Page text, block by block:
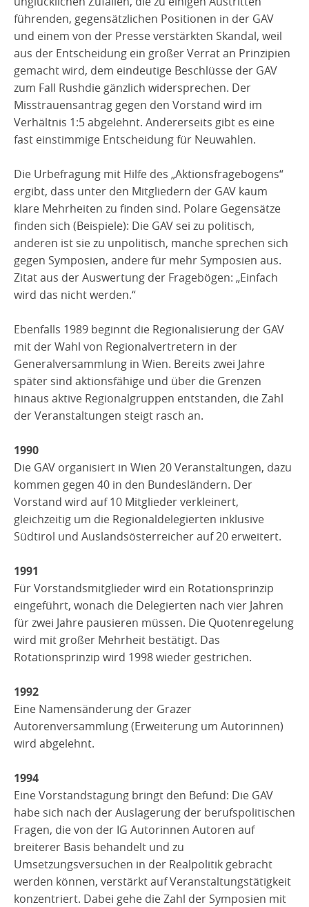
führenden, gegensätzlichen Positionen in der GAV
und einem von der Presse verstärkten Skandal, weil
aus der Entscheidung ein großer Verrat an Prinzipien
gemacht wird, dem eindeutige Beschlüsse der GAV
zum Fall Rushdie gänzlich widersprechen. Der
Misstrauensantrag gegen den Vorstand wird im
Verhältnis 1:5 abgelehnt. Andererseits gibt es eine
fast einstimmige Entscheidung für Neuwahlen.
Die Urbefragung mit Hilfe des „Aktionsfragebogens“
ergibt, dass unter den Mitgliedern der GAV kaum
klare Mehrheiten zu finden sind. Polare Gegensätze
finden sich (Beispiele): Die GAV sei zu politisch,
anderen ist sie zu unpolitisch, manche sprechen sich
gegen Symposien, andere für mehr Symposien aus.
Zitat aus der Auswertung der Fragebögen: „Einfach
wird das nicht werden.“
Ebenfalls 1989 beginnt die Regionalisierung der GAV
mit der Wahl von Regionalvertretern in der
Generalversammlung in Wien. Bereits zwei Jahre
später sind aktionsfähige und über die Grenzen
hinaus aktive Regionalgruppen entstanden, die Zahl
der Veranstaltungen steigt rasch an.
1990
Die GAV organisiert in Wien 20 Veranstaltungen, dazu
kommen gegen 40 in den Bundesländern. Der
Vorstand wird auf 10 Mitglieder verkleinert,
gleichzeitig um die Regionaldelegierten inklusive
Südtirol und Auslandsösterreicher auf 20 erweitert.
1991
Für Vorstandsmitglieder wird ein Rotationsprinzip
eingeführt, wonach die Delegierten nach vier Jahren
für zwei Jahre pausieren müssen. Die Quotenregelung
wird mit großer Mehrheit bestätigt. Das
Rotationsprinzip wird 1998 wieder gestrichen.
1992
Eine Namensänderung der Grazer
Autorenversammlung (Erweiterung um Autorinnen)
wird abgelehnt.
1994
Eine Vorstandstagung bringt den Befund: Die GAV
habe sich nach der Auslagerung der berufspolitischen
Fragen, die von der IG Autorinnen Autoren auf
breiterer Basis behandelt und zu
Umsetzungsversuchen in der Realpolitik gebracht
werden können, verstärkt auf Veranstaltungstätigkeit
konzentriert. Dabei gehe die Zahl der Symposien mit